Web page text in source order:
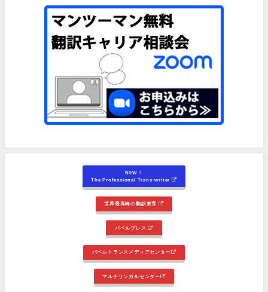
NEW！
The Professional Trans-writer
世界最高峰の翻訳教育
バベルプレス
バベルトランスメディアセンター
マルチリンガルセンター